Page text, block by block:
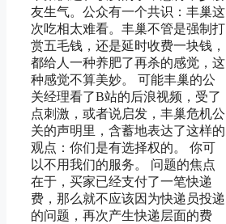
友生气。公众有一个共识：丰巢这
次吃相太难看。丰巢不管是强制打
赏五毛钱，还是延时收费一块钱，
都给人一种养肥了再杀的感觉，这
种感觉不算美妙。 可能丰巢的公
关经理看了B站的后浪视频，受了
点刺激，或者说启发，丰巢危机公
关的声明里，含蓄地表达了这样的
观点：你们是有选择权的。 你可
以不用我们的服务。 问题的焦点
在于，买家已经支付了一笔快递
费，那么就不应该因为快递员投递
的问题，再次产生快递层面的费